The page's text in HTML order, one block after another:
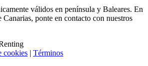
válidos en península y Baleares. En
Canarias, ponte en contacto con nuestros
cookies | Términos